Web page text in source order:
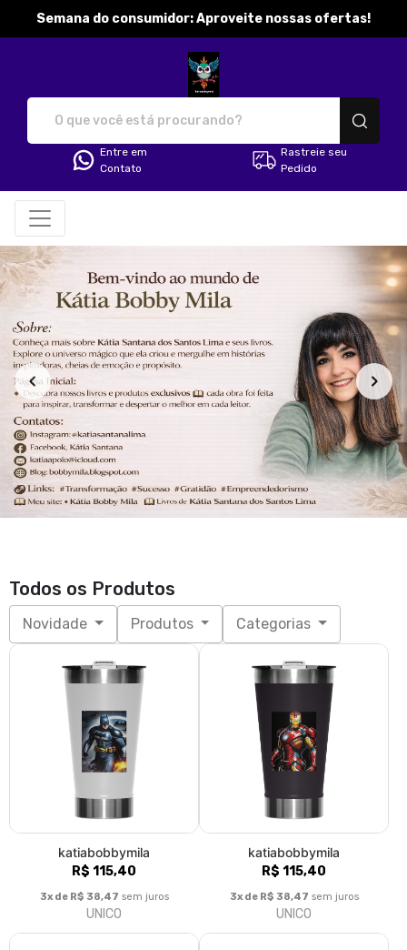
Semana do consumidor: Aproveite nossas ofertas!
Entre em
Contato
Rastreie seu
Pedido
Todos os Produtos
Novidade Produtos Categorias
katiabobbymila
R$ 115,40
3x de R$ 38,47 sem juros
UNICO
katiabobbymila
R$ 115,40
3x de R$ 38,47 sem juros
UNICO